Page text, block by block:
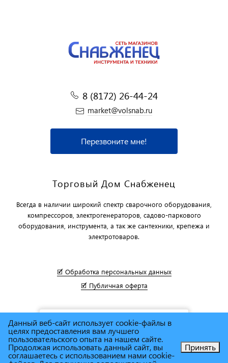
8 (8172) 26-44-24
market@volsnab.ru
Перезвоните мне!
Торговый Дом Снабженец
Всегда в наличии широкий спектр сварочного оборудования,
компрессоров, электрогенераторов, садово-паркового
оборудования, инструмента, а так же сантехники, крепежа и
электротоваров.
🗹 Обработка персональных данных
🗹 Публичная оферта
Позвоните нам!
Данный веб-сайт использует cookie-файлы в
целях предоставления вам лучшего
пользовательского опыта на нашем сайте.
Продолжая использовать данный сайт, вы
соглашаетесь с использованием нами cookie-
Принять